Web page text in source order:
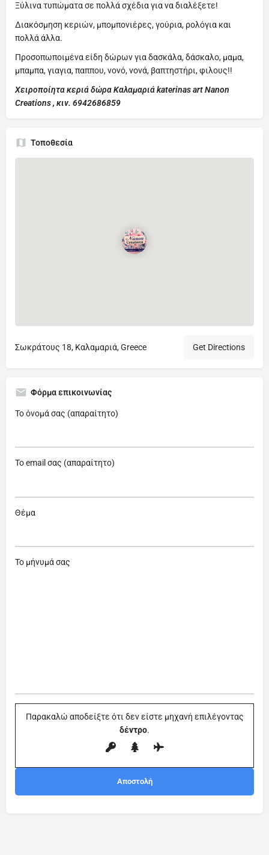
Ξύλινα τυπώματα σε πολλά σχέδια για να διαλέξετε!
Διακόσμηση κεριών, μπομπονιέρες, γούρια, ρολόγια και
πολλά άλλα.
Προσοπωποιμένα είδη δώρων για δασκάλα, δάσκαλο, μαμα,
μπαμπα, γιαγια, παππου, νονό, νονά, βαπτηστήρι, φιλους!!
Χειροποίητα κεριά δώρα Καλαμαριά katerinas art Nanon
Creations , κιν. 6942686859
Τοποθεσία
Σωκράτους 18, Καλαμαριά, Greece Get Directions
Φόρμα επικοινωνίας
Το όνομά σας (απαραίτητο)
Το email σας (απαραίτητο)
Θέμα
Το μήνυμά σας
Παρακαλώ αποδείξτε ότι δεν είστε μηχανή επιλέγοντας
δέντρο.